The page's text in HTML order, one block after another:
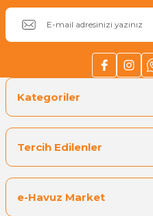
Kategoriler
Tercih Edilenler
e-Havuz Market